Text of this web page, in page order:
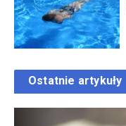
Ostatnie artykuły